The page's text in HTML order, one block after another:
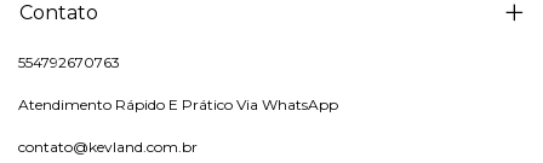
Contato
554792670763
Atendimento Rápido E Prático Via WhatsApp
contato@kevland.com.br